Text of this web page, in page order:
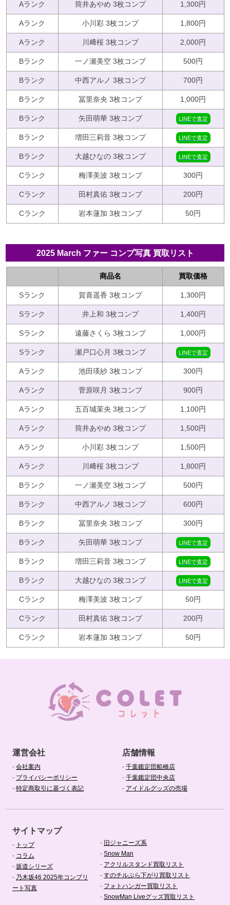
Aランク 筒井あやめ 3枚コンプ 1,300円
Aランク 小川彩 3枚コンプ 1,800円
Aランク 川﨑桜 3枚コンプ 2,000円
Bランク 一ノ瀬美空 3枚コンプ 500円
Bランク 中西アルノ 3枚コンプ 700円
Bランク 冨里奈央 3枚コンプ 1,000円
Bランク 矢田萌華 3枚コンプ LINEで査定
Bランク 増田三莉音 3枚コンプ LINEで査定
Bランク 大越ひなの 3枚コンプ LINEで査定
Cランク 梅澤美波 3枚コンプ 300円
Cランク 田村真佑 3枚コンプ 200円
Cランク 岩本蓮加 3枚コンプ 50円
2025 March ファー コンプ写真 買取リスト
商品名 買取価格
Sランク 賀喜遥香 3枚コンプ 1,300円
Sランク 井上和 3枚コンプ 1,400円
Sランク 遠藤さくら 3枚コンプ 1,000円
Sランク 瀬戸口心月 3枚コンプ LINEで査定
Aランク 池田瑛紗 3枚コンプ 300円
Aランク 菅原咲月 3枚コンプ 900円
Aランク 五百城茉央 3枚コンプ 1,100円
Aランク 筒井あやめ 3枚コンプ 1,500円
Aランク 小川彩 3枚コンプ 1,500円
Aランク 川﨑桜 3枚コンプ 1,800円
Bランク 一ノ瀬美空 3枚コンプ 500円
Bランク 中西アルノ 3枚コンプ 600円
Bランク 冨里奈央 3枚コンプ 300円
Bランク 矢田萌華 3枚コンプ LINEで査定
Bランク 増田三莉音 3枚コンプ LINEで査定
Bランク 大越ひなの 3枚コンプ LINEで査定
Cランク 梅澤美波 3枚コンプ 50円
Cランク 田村真佑 3枚コンプ 200円
Cランク 岩本蓮加 3枚コンプ 50円
運営会社
- 会社案内
- プライバシーポリシー
- 特定商取引に基づく表記
店舗情報
- 千葉鑑定団船橋店
- 千葉鑑定団中央店
- アイドルグッズの売場
サイトマップ
- トップ
- コラム
- 坂道シリーズ
- 乃木坂46 2025年コンプリ
ート写真
- 旧ジャニーズ系
-Snow Man
- アクリルスタンド買取リスト
-すのチルぶら下がり買取リスト
- フォトハンガー買取リスト
-SnowMan Liveグッズ買取リスト